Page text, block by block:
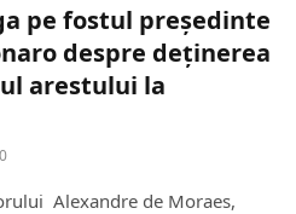
pe fostul președinte
despre deținerea
arestului la
0
Alexandre de Moraes,